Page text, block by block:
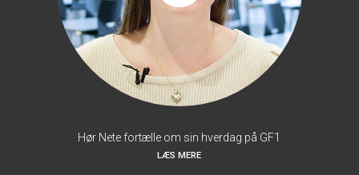
Hør Nete fortælle om sin hverdag på GF1
LÆS MERE